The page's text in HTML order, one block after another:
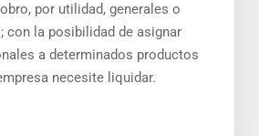
por utilidad, generales o
con la posibilidad de asignar
a determinados productos
necesite liquidar.